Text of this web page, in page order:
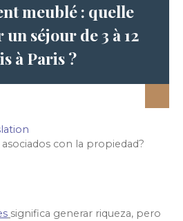
meublé : quelle
séjour de 3 à 12
à Paris ?
con la propiedad?
significa generar riqueza, pero